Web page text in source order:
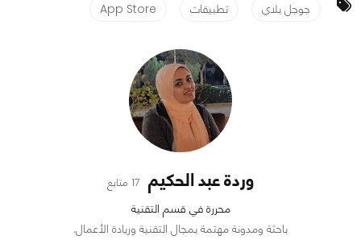
جوجل بلاي تطبيقات App Store
وردة عبد الحكيم 17 متابع
محررة في قسم التقنية
باحثة ومدونة مهتمة بمجال التقنية وريادة الأعمال.